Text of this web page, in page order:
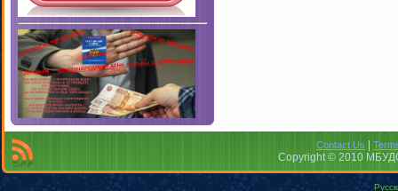
Contact Us
Copyright © 2010